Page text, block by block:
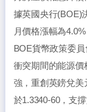
據英國央行(BOE)
月價格漲幅為
BOE貨幣政策委
衝突期間的能源
強，重創英鎊兌美
於1.3340-60，支撐